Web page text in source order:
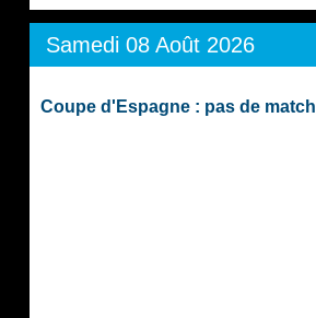
Samedi 08 Août 2026
Coupe d'Espagne : pas de